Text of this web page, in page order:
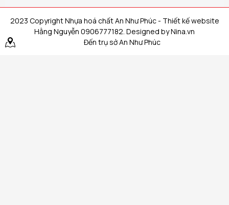
2023 Copyright Nhựa hoá chất An Như Phúc - Thiết kế website
Hằng Nguyễn 0906777182. Designed by Nina.vn
Đến trụ sở An Như Phúc